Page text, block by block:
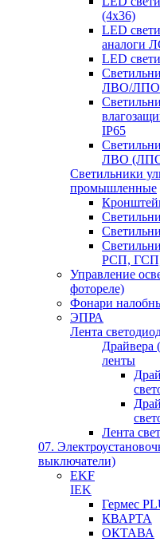
(4х36)
LED
аналоги
LED
ЛВО/ЛПО
IP65
ЛВО
Светильники
промышленные
РСП,
Управление
фотореле)
Фонари
ЭПРА
Лента
Драйвера
ленты
Лента
07.
выключатели)
EKF
IEK
Гермес
КВАРТА
ОКТАВА